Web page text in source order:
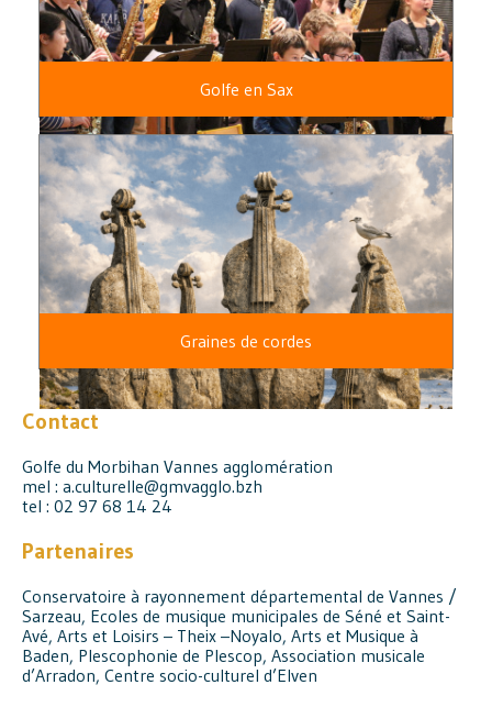
Golfe en Sax
Graines de cordes
Contact
Golfe du Morbihan Vannes agglomération
mel : a.culturelle@gmvagglo.bzh
tel : 02 97 68 14 24
Partenaires
Conservatoire à rayonnement départemental de Vannes /
Sarzeau, Ecoles de musique municipales de Séné et Saint-
Avé, Arts et Loisirs – Theix –Noyalo, Arts et Musique à
Baden, Plescophonie de Plescop, Association musicale
d’Arradon, Centre socio-culturel d’Elven